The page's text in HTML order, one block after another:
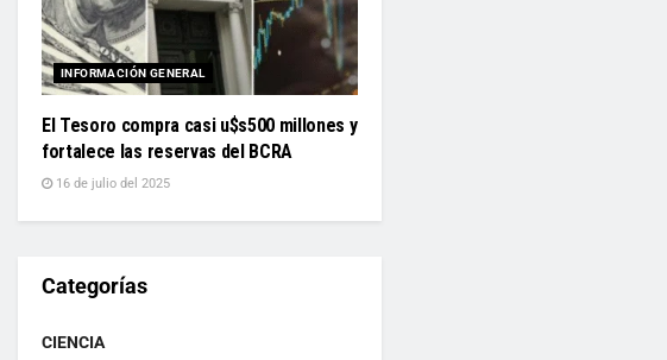
INFORMACIÓN GENERAL
El Tesoro compra casi u$s500 millones y
fortalece las reservas del BCRA
16 de julio del 2025
Categorías
CIENCIA